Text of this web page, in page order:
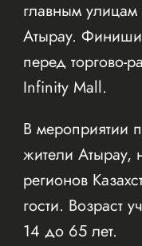
главным
Атырау.
перед торгово-
Infinity Mall.
В мероприятии
жители Атырау,
регионов
гости. Возраст
14 до 65 лет.